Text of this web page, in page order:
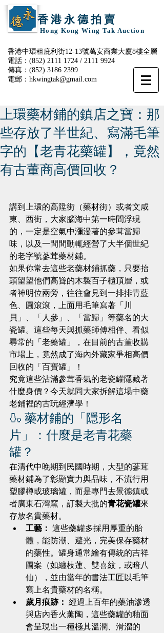
香 港 永 德 拍 賣
Hong Kong Wing Tak Auction
香港中環租庇利街12-13號萬安商業大廈8樓全層
電話：(852) 2111 1724 / 2111 9924
傳真：(852) 3186 2399
電郵： hkwingtak@gmail.com
上環藥材鋪的鎮店之寶：那
些存放了半世紀、寫滿毛筆
字的【老青花藥罐】，竟然
有古董商高價回收？
講到上環的高陞街（藥材街）或者文咸
東、西街，大家腦海中第一時間浮現
的，一定是空氣中瀰漫著的參茸當歸
味，以及一間間動輒經營了大半個世紀
的老字號蔘茸藥材鋪。
如果你常去這些老藥材鋪抓藥，只要抬
頭望望他們高聳的木製百子櫃頂層，或
者神明位兩旁，往往會見到一排排青藍
色、圓滾滾，上面用毛筆寫著「川
貝」、「人參」、「當歸」等藥名的大
瓷罐。這些每天與抓藥師傅相伴、看似
尋常的「老藥罐」，在目前的古董收購
市場上，竟然成了海內外藏家爭相高價
回收的「百寶罐」！
究竟這些沾滿參茸香氣的老瓷罐隱藏著
什麼身價？今天就同大家拆解這場中藥
老鋪裡的古玩經濟學！
🍶 藥材鋪的「隱形名
片」：什麼是老青花藥
罐？
在清代中晚期到民國時期，大型的蔘茸
藥材鋪為了彰顯實力與品味，不流行用
塑膠樽或玻璃罐，而是專門去景德鎮或
者廣東石灣窯，訂製大批的青花瓷罐來
存放名貴藥材。
工藝： 這些藥罐多採用厚重的胎
體，能防潮、避光，完美保存藥材
的藥性。罐身通常繪有傳統的吉祥
圖案（如纏枝蓮、雙喜紋，或暗八
仙），並由當年的書法工匠以毛筆
寫上名貴藥材的名稱。
歲月痕跡： 經過上百年的藥油滲透
與店內香火薰陶，這些藥罐的釉面
會呈現出一種極其溫潤、滑溜的